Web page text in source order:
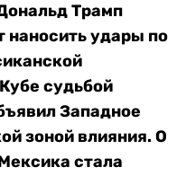
Трамп
наносить удары по
судьбой
Западное
зоной влияния. О
стала